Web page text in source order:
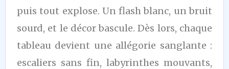
puis tout explose. Un flash blanc, un bruit
sourd, et le décor bascule. Dès lors, chaque
tableau devient une allégorie sanglante :
escaliers sans fin, labyrinthes mouvants,